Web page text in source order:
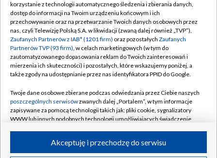
TVP
Abonament TVP
Emisja w TVP
Centrum informacji TVP
Naziemna Telewizja Cyfrowa
Rada Programowa
System NOS
Informacje o nadawcy
Program dla prasy
Regulamin TVP
Polityka prywatności
Moje zgody
Pomoc
Kontakt
Kanały
korzystanie z technologii automatycznego śledzenia i zbierania danych,
dostęp do informacji na Twoim urządzeniu końcowym i ich
przechowywanie oraz na przetwarzanie Twoich danych osobowych przez
nas, czyli Telewizję Polską S.A. w likwidacji (zwaną dalej również „TVP”),
Zaufanych Partnerów z IAB* (1201 firm) oraz pozostałych Zaufanych
Partnerów TVP (93 firm), w celach marketingowych (w tym do
zautomatyzowanego dopasowania reklam do Twoich zainteresowań i
mierzenia ich skuteczności) i pozostałych, które wskazujemy poniżej, a
także zgody na udostępnianie przez nas identyfikatora PPID do Google.
Twoje dane osobowe zbierane podczas odwiedzania przez Ciebie naszych
poszczególnych serwisówzwanych dalej „Portalem”, w tym informacje
zapisywane za pomocą technologii takich jak: pliki cookie, sygnalizatory
WWW lub innych podobnych technologii umożliwiających świadczenie
ruchu w Internecie.Akceptuję i przechodzę do serwisu